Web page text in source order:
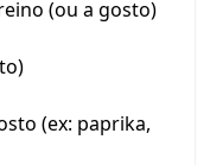
(ou a gosto)
(ex: paprika,